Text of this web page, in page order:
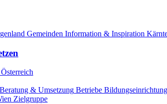
Gemeinden Information & Inspiration
Beratung & Umsetzung Betriebe
Zielgruppe